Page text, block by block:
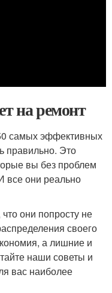
на ремонт
самых эффективных
правильно. Это
вы без проблем
все они реально
они попросту не
своего
а лишние и
наши советы и
вас наиболее